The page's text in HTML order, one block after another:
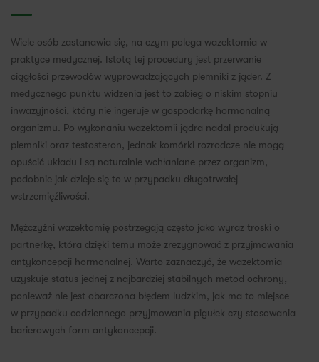
Wiele osób zastanawia się, na czym polega wazektomia w
praktyce medycznej. Istotą tej procedury jest przerwanie
ciągłości przewodów wyprowadzających plemniki z jąder. Z
medycznego punktu widzenia jest to zabieg o niskim stopniu
inwazyjności, który nie ingeruje w gospodarkę hormonalną
organizmu. Po wykonaniu wazektomii jądra nadal produkują
plemniki oraz testosteron, jednak komórki rozrodcze nie mogą
opuścić układu i są naturalnie wchłaniane przez organizm,
podobnie jak dzieje się to w przypadku długotrwałej
wstrzemięźliwości.
Mężczyźni wazektomię postrzegają często jako wyraz troski o
partnerkę, która dzięki temu może zrezygnować z przyjmowania
antykoncepcji hormonalnej. Warto zaznaczyć, że wazektomia
uzyskuje status jednej z najbardziej stabilnych metod ochrony,
ponieważ nie jest obarczona błędem ludzkim, jak ma to miejsce
w przypadku codziennego przyjmowania pigułek czy stosowania
barierowych form antykoncepcji.